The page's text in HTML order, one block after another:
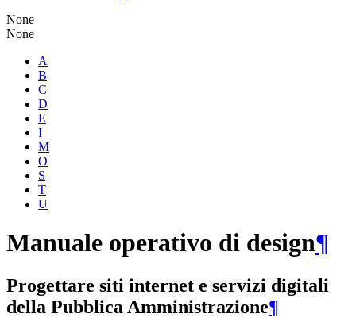
None
None
A
B
C
D
E
I
M
O
S
T
U
Manuale operativo di design¶
Progettare siti internet e servizi digitali
della Pubblica Amministrazione¶